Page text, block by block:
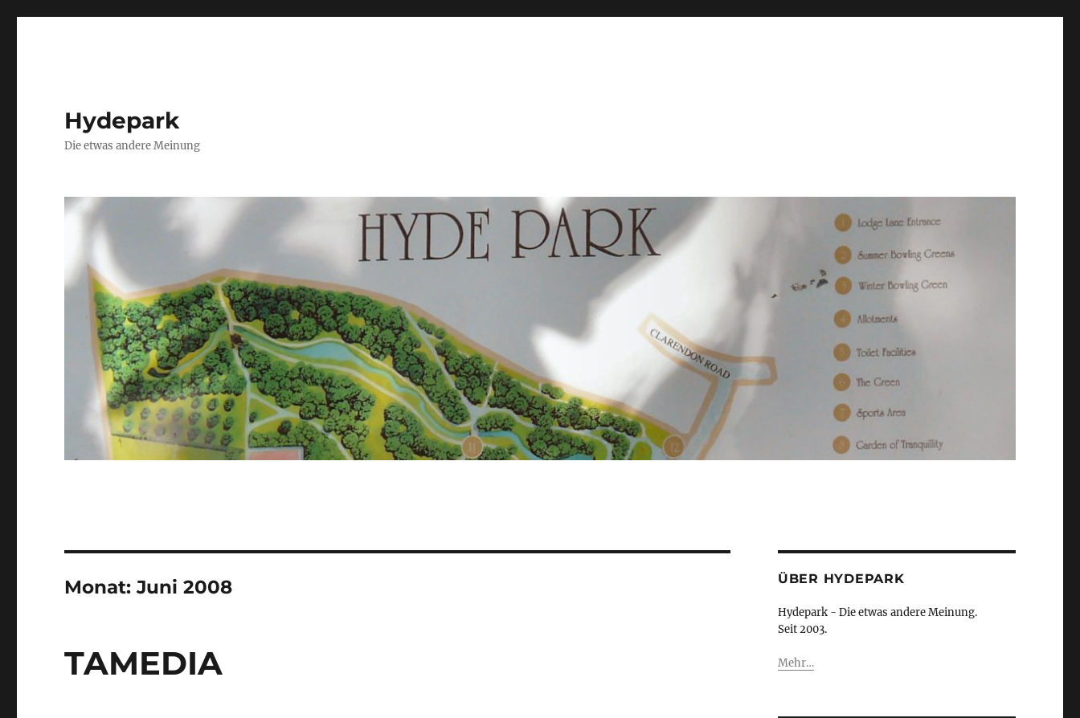
Hydepark
Die etwas andere Meinung
Monat:Juni 2008
TAMEDIA
ÜBER HYDEPARK
Hydepark - Die etwas andere Meinung.
Seit 2003.
Mehr…